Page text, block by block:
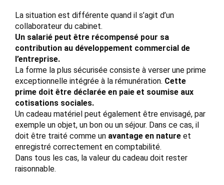
La situation est différente quand il s’agit d’un
collaborateur du cabinet.
Un salarié peut être récompensé pour sa
contribution au développement commercial de
l’entreprise.
La forme la plus sécurisée consiste à verser une prime
exceptionnelle intégrée à la rémunération. Cette
prime doit être déclarée en paie et soumise aux
cotisations sociales.
Un cadeau matériel peut également être envisagé, par
exemple un objet, un bon ou un séjour. Dans ce cas, il
doit être traité comme un avantage en nature et
enregistré correctement en comptabilité.
Dans tous les cas, la valeur du cadeau doit rester
raisonnable.